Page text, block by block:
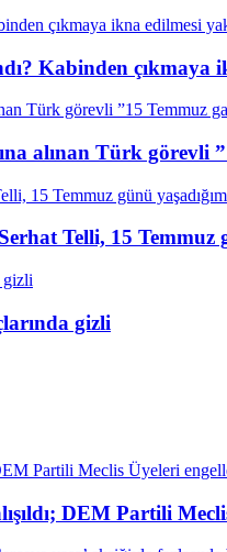
Kabinden
alınan Türk görevli
Telli, 15
gizli
DEM Partili